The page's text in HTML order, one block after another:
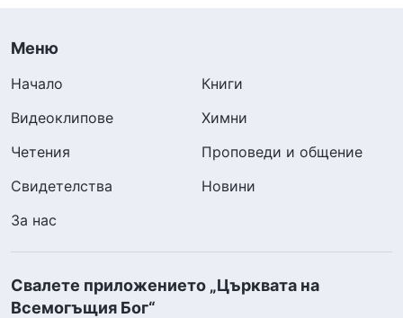
Меню
Начало
Книги
Видеоклипове
Химни
Четения
Проповеди и общение
Свидетелства
Новини
За нас
Свалете приложението „Църквата на
Всемогъщия Бог“